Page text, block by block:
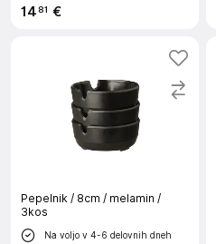
14 81 €
Pepelnik / 8cm / melamin /
3kos
Na voljo v 4-6 delovnih dneh